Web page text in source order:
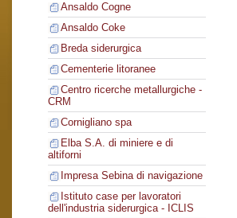
Ansaldo Cogne
Ansaldo Coke
Breda siderurgica
Cementerie litoranee
Centro ricerche metallurgiche -
CRM
Cornigliano spa
Elba S.A. di miniere e di
altiforni
Impresa Sebina di navigazione
Istituto case per lavoratori
dell'industria siderurgica - ICLIS